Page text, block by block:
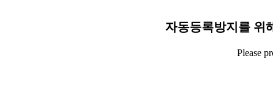
자동등록방지를 위
Please